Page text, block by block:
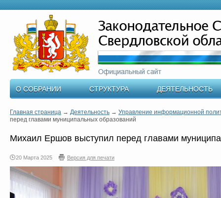
О СОБРАНИИ СТРУКТУРА ДЕЯТЕЛЬНОСТЬ
Главная страница → Деятельность → Управление информационной
перед главами муниципальных образований
Михаил Ершов выступил перед главами
20 Марта 2025 Версия для печати